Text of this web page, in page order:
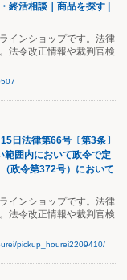
終活相談｜商品を探す |
インショップです。法律
法令改正情報や裁判官検
日法律第66号〔第3条〕
範囲内において政令で定
政令第372号）において
インショップです。法律
法令改正情報や裁判官検
pickup_hourei2209410/